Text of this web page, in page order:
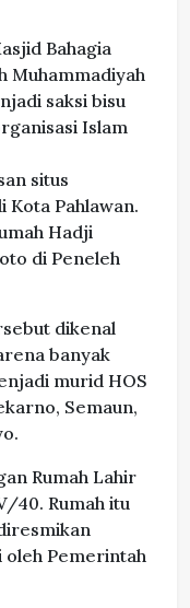
Bahagia
Muhammadiyah
saksi bisu
Islam
situs
Pahlawan.
Hadji
di Peneleh
dikenal
banyak
murid HOS
Semaun,
Rumah Lahir
40. Rumah itu
oleh Pemerintah